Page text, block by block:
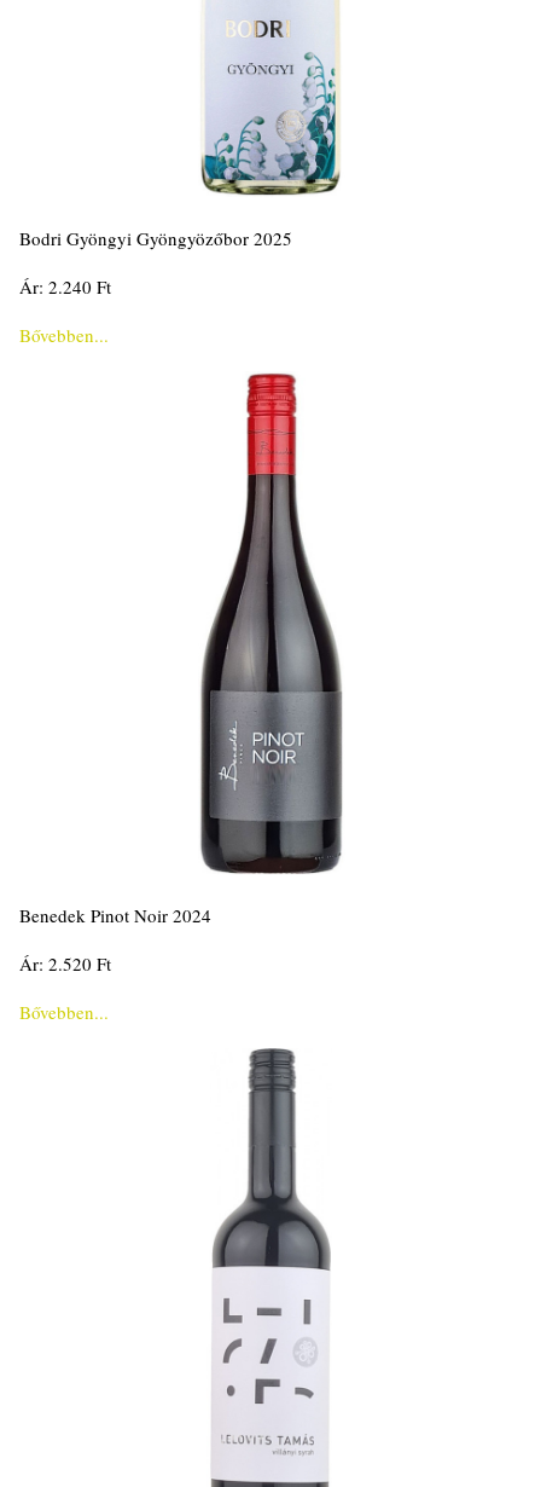
Bodri Gyöngyi Gyöngyözőbor 2025
Ár: 2.240 Ft
Bővebben...
Benedek Pinot Noir 2024
Ár: 2.520 Ft
Bővebben...